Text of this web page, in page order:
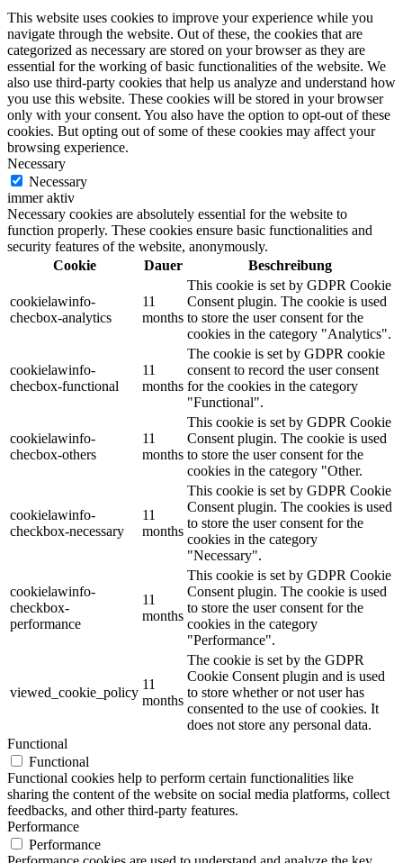
This website uses cookies to improve your experience while you
navigate through the website. Out of these, the cookies that are
categorized as necessary are stored on your browser as they are
essential for the working of basic functionalities of the website. We
also use third-party cookies that help us analyze and understand how
you use this website. These cookies will be stored in your browser
only with your consent. You also have the option to opt-out of these
cookies. But opting out of some of these cookies may affect your
browsing experience.
Necessary
Necessary
immer aktiv
Necessary cookies are absolutely essential for the website to
function properly. These cookies ensure basic functionalities and
security features of the website, anonymously.
Cookie
Dauer Beschreibung
cookielawinfo-
checbox-analytics
11
months
This cookie is set by GDPR Cookie
Consent plugin. The cookie is used
to store the user consent for the
cookies in the category "Analytics".
cookielawinfo-
checbox-functional
11
months
The cookie is set by GDPR cookie
consent to record the user consent
for the cookies in the category
"Functional".
cookielawinfo-
checbox-others
11
months
This cookie is set by GDPR Cookie
Consent plugin. The cookie is used
to store the user consent for the
cookies in the category "Other.
cookielawinfo-
checkbox-necessary
11
months
This cookie is set by GDPR Cookie
Consent plugin. The cookies is used
to store the user consent for the
cookies in the category
"Necessary".
cookielawinfo-
checkbox-
performance
11
months
This cookie is set by GDPR Cookie
Consent plugin. The cookie is used
to store the user consent for the
cookies in the category
"Performance".
viewed_cookie_policy
11
months
The cookie is set by the GDPR
Cookie Consent plugin and is used
to store whether or not user has
consented to the use of cookies. It
does not store any personal data.
Functional
Functional
Functional cookies help to perform certain functionalities like
sharing the content of the website on social media platforms, collect
feedbacks, and other third-party features.
Performance
Performance